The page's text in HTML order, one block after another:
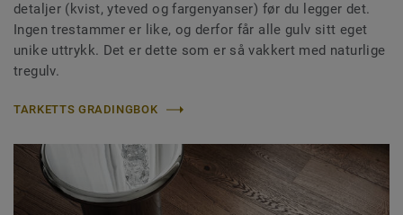
detaljer (kvist, yteved og fargenyanser) før du legger det.
Ingen trestammer er like, og derfor får alle gulv sitt eget
unike uttrykk. Det er dette som er så vakkert med naturlige
tregulv.
TARKETTS GRADINGBOK